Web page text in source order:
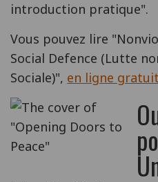
introduction pratique".
Vous pouvez lire
Social Defence (Lutte
Sociale)", en ligne